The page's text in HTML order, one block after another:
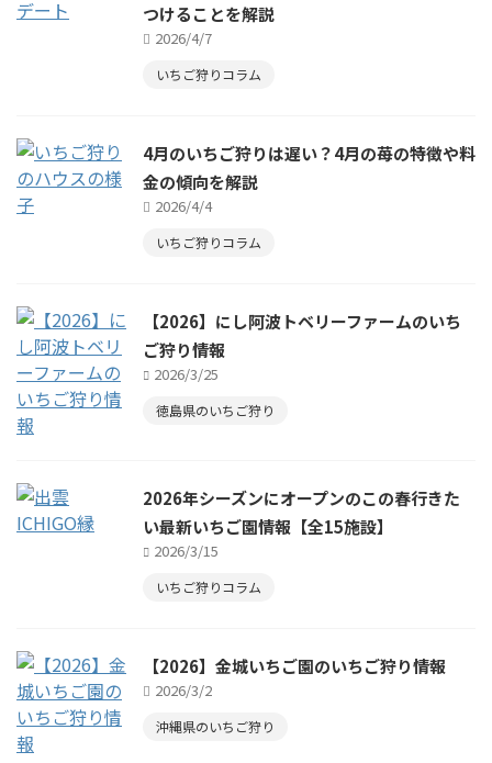
つけることを解説
2026/4/7
いちご狩りコラム
4月のいちご狩りは遅い？4月の苺の特徴や料
金の傾向を解説
2026/4/4
いちご狩りコラム
【2026】にし阿波トベリーファームのいち
ご狩り情報
2026/3/25
徳島県のいちご狩り
2026年シーズンにオープンのこの春行きた
い最新いちご園情報【全15施設】
2026/3/15
いちご狩りコラム
【2026】金城いちご園のいちご狩り情報
2026/3/2
沖縄県のいちご狩り